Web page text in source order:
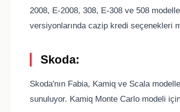
2008, E-2008, 308, E-308 ve 508
versiyonlarında cazip kredi seçenekleri
Skoda:
Skoda'nın Fabia, Kamiq ve Scala
sunuluyor. Kamiq Monte Carlo modeli